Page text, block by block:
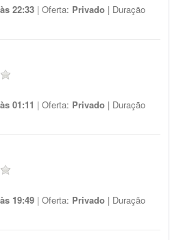
22:33 | Oferta: Privado | Duração
01:11 | Oferta: Privado | Duração
19:49 | Oferta: Privado | Duração